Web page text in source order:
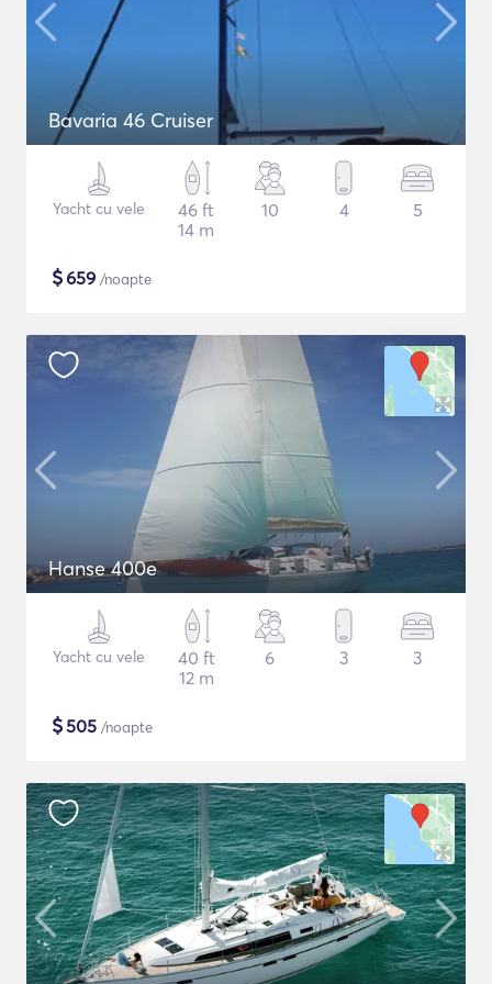
Bavaria 46 Cruiser
Yacht cu vele
46 ft
14 m
10 4 5
$659 /noapte
Hanse 400e
Yacht cu vele
40 ft
12 m
6 3 3
$505 /noapte